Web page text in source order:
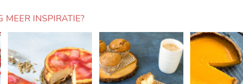
MEER INSPIRATIE?